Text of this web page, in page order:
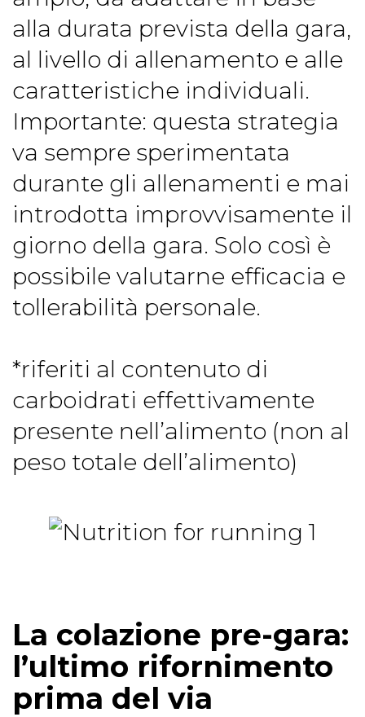
alla durata prevista della gara,
al livello di allenamento e alle
caratteristiche individuali.
Importante: questa strategia
va sempre sperimentata
durante gli allenamenti e mai
introdotta improvvisamente il
giorno della gara. Solo così è
possibile valutarne efficacia e
tollerabilità personale.
*riferiti al contenuto di
carboidrati effettivamente
presente nell’alimento (non al
peso totale dell’alimento)
La colazione pre-gara:
l’ultimo rifornimento
prima del via